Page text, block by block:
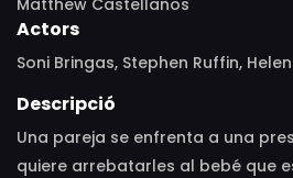
Matthew Castellanos
Actors
Soni Bringas, Stephen Ruffin,
Descripció
Una pareja se enfrenta a una
quiere arrebatarles al bebé que